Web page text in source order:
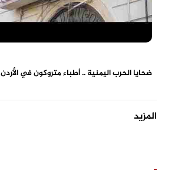
ضحايا الحرب اليمنية .. أطباء متروكون في الأردن
المزيد